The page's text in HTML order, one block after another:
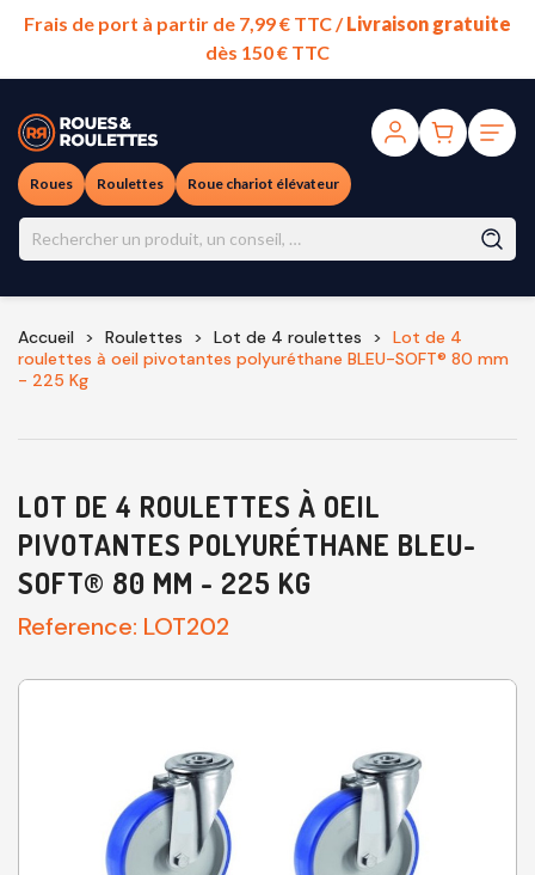
Frais de port à partir de 7,99 € TTC /Livraison gratuite
dès 150 € TTC
Roues Roulettes Roue chariot élévateur
Accueil Roulettes Lot de 4 roulettes
Lot de 4
roulettes à oeil pivotantes polyuréthane BLEU-SOFT® 80 mm
- 225 Kg
LOT DE 4 ROULETTES À OEIL
PIVOTANTES POLYURÉTHANE BLEU-
SOFT® 80 MM - 225 KG
Reference: LOT202